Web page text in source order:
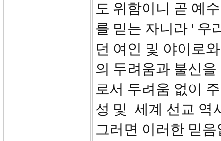
도 위함이니 곧 예
를 믿는 자니라 ' 우
던 여인 및 야이로
의 두려움과 불신
로서 두려움 없이
성 및 세계 선교 역
그러면 이러한 믿